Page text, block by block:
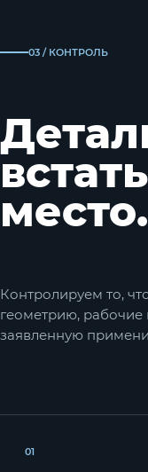
03 / КОНТРОЛЬ
место.
Контролируем то,
геометрию, рабочие
заявленную
01